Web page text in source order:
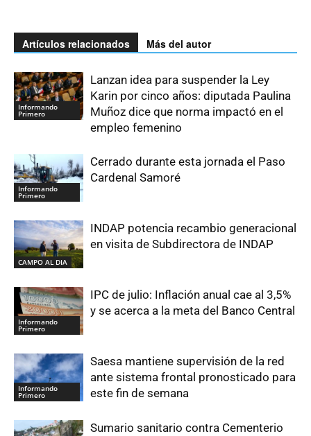
Artículos relacionados Más del autor
Informando
Primero
Lanzan idea para suspender la Ley
Karin por cinco años: diputada Paulina
Muñoz dice que norma impactó en el
empleo femenino
Informando
Primero
Cerrado durante esta jornada el Paso
Cardenal Samoré
CAMPO AL DIA
INDAP potencia recambio generacional
en visita de Subdirectora de INDAP
Informando
Primero
IPC de julio: Inflación anual cae al 3,5%
y se acerca a la meta del Banco Central
Informando
Primero
Saesa mantiene supervisión de la red
ante sistema frontal pronosticado para
este fin de semana
Sumario sanitario contra Cementerio